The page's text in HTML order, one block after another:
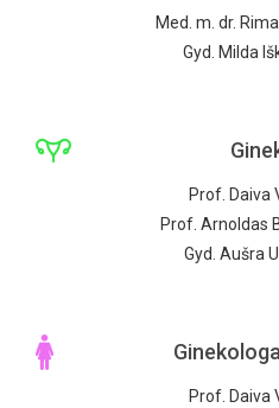
Med. m. dr.
Gyd. Milda
Prof. Daiva
Prof. Arnoldas
Gyd. Aušra
Prof. Daiva